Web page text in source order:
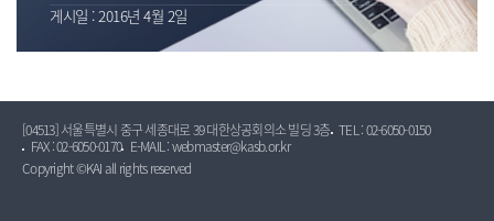
게시일 : 2016년 4월 2일
[04513] 서울특별시 중구 세종대로 39 대한상공회의소 빌딩 3층 TEL : 02-6050-0150
FAX : 02-6050-0170
E-MAIL : webmaster@kasb.or.kr
Copyright ©KAI all rights reserved